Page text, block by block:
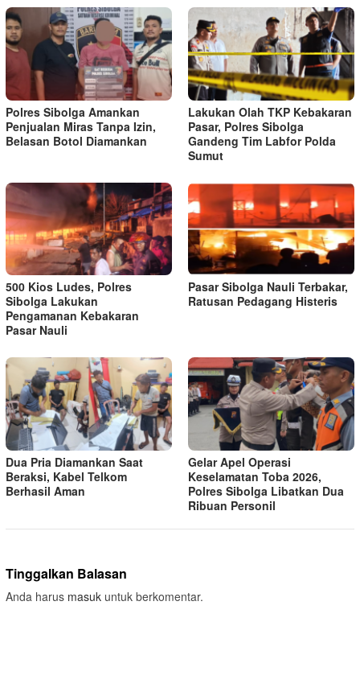
Polres Sibolga Amankan
Penjualan Miras Tanpa Izin,
Belasan Botol Diamankan
Lakukan Olah TKP Kebakaran
Pasar, Polres Sibolga
Gandeng Tim Labfor Polda
Sumut
500 Kios Ludes, Polres
Sibolga Lakukan
Pengamanan Kebakaran
Pasar Nauli
Pasar Sibolga Nauli Terbakar,
Ratusan Pedagang Histeris
Dua Pria Diamankan Saat
Beraksi, Kabel Telkom
Berhasil Aman
Gelar Apel Operasi
Keselamatan Toba 2026,
Polres Sibolga Libatkan Dua
Ribuan Personil
Tinggalkan Balasan
Anda harus masuk untuk berkomentar.